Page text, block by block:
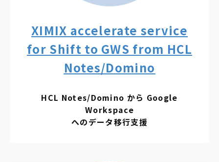
XIMIX accelerate service
for Shift to GWS from HCL
Notes/Domino
HCL Notes/Domino から Google
Workspace
へのデータ移行支援